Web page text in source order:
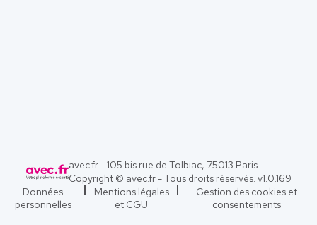
avec.fr - 105 bis rue de Tolbiac, 75013 Paris
Copyright © avec.fr - Tous droits réservés. v1.0.169
Données
personnelles
Mentions légales
et CGU
Gestion des cookies et
consentements